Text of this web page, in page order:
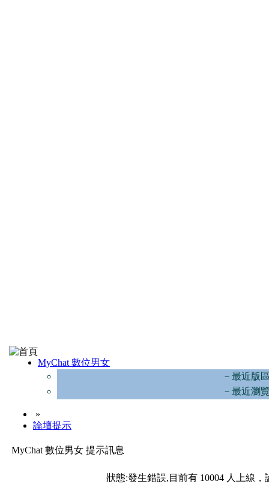
MyChat 數位男女
－最近版
－最近瀏
»
論壇提示
MyChat 數位男女 提示訊息
狀態:發生錯誤,目前有 10004 人上線